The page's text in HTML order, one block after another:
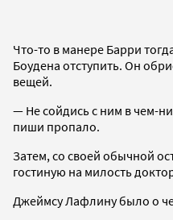
Что-то в манере Барри
Боудена отступить. Он
вещей.
— Не сойдись с ним в чем-
пиши пропало.
Затем, со своей обычной
гостиную на милость
Джеймсу Лафлину было о